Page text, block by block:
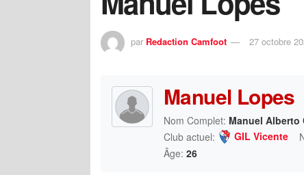
par Redaction Camfoot 27 octobre
Manuel Lopes
Nom Complet: Manuel Alberto
Club actuel:
GIL Vicente
Âge: 26